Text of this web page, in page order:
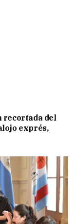
recortada del
exprés,